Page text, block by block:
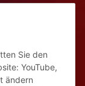
Sie den
YouTube,
ändern